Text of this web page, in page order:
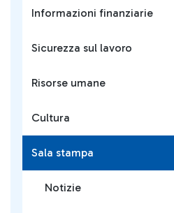
Informazioni finanziarie
Sicurezza sul lavoro
Risorse umane
Cultura
Sala stampa
Notizie